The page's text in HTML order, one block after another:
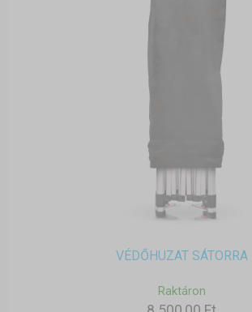
VÉDŐHUZAT SÁTORRA
Raktáron